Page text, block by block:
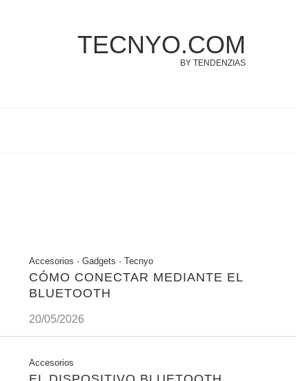
TECNYO.COM
BY TENDENZIAS
Accesorios · Gadgets · Tecnyo
CÓMO CONECTAR MEDIANTE EL
BLUETOOTH
20/05/2026
Accesorios